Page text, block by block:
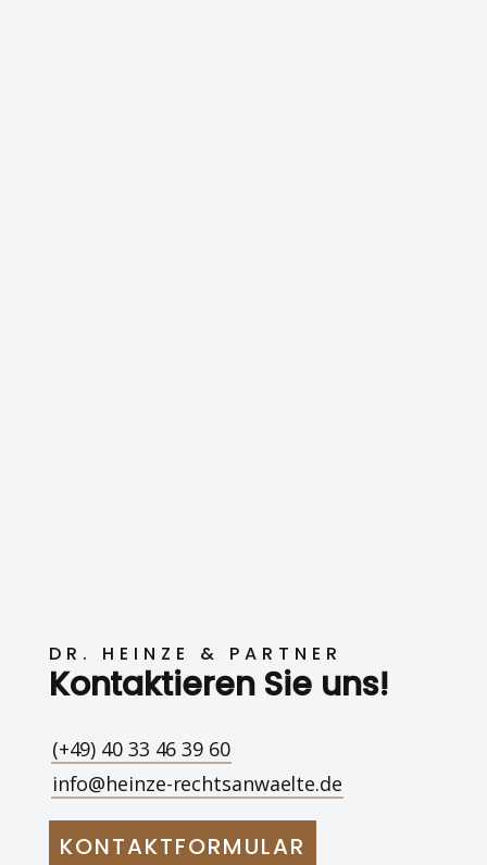
DR. HEINZE & PARTNER
Kontaktieren Sie uns!
(+49) 40 33 46 39 60
info@heinze-rechtsanwaelte.de
KONTAKTFORMULAR